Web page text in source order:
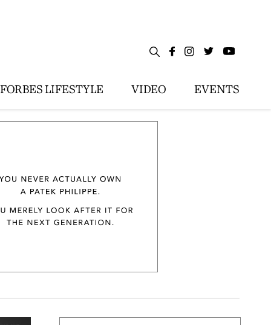
FORBES LIFESTYLE VIDEO EVENTS